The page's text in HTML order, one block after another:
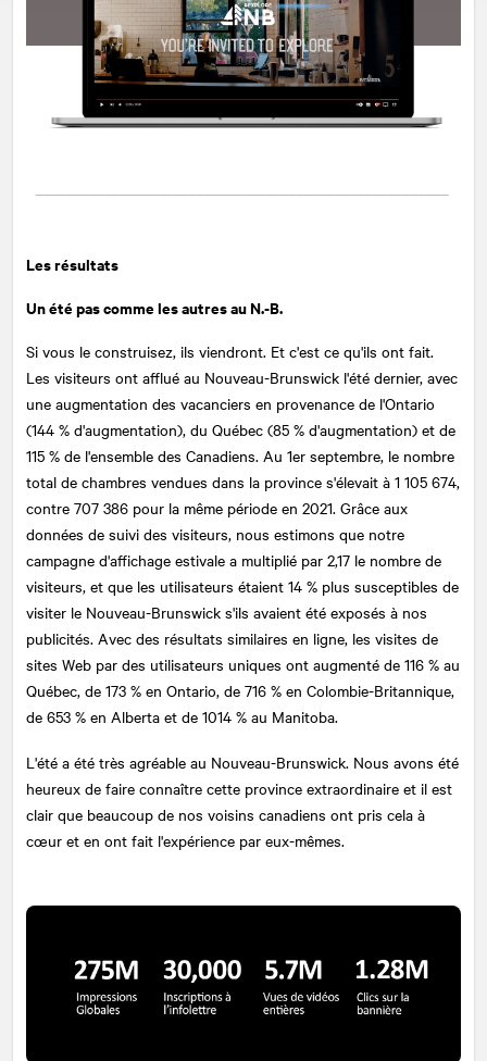
Les résultats
Un été pas comme les autres au N.-B.
Si vous le construisez, ils viendront. Et c'est ce qu'ils ont fait.
Les visiteurs ont afflué au Nouveau-Brunswick l'été dernier, avec
une augmentation des vacanciers en provenance de l'Ontario
(144 % d'augmentation), du Québec (85 % d'augmentation) et de
115 % de l'ensemble des Canadiens. Au 1er septembre, le nombre
total de chambres vendues dans la province s'élevait à 1 105 674,
contre 707 386 pour la même période en 2021. Grâce aux
données de suivi des visiteurs, nous estimons que notre
campagne d'affichage estivale a multiplié par 2,17 le nombre de
visiteurs, et que les utilisateurs étaient 14 % plus susceptibles de
visiter le Nouveau-Brunswick s'ils avaient été exposés à nos
publicités. Avec des résultats similaires en ligne, les visites de
sites Web par des utilisateurs uniques ont augmenté de 116 % au
Québec, de 173 % en Ontario, de 716 % en Colombie-Britannique,
de 653 % en Alberta et de 1014 % au Manitoba.
L'été a été très agréable au Nouveau-Brunswick. Nous avons été
heureux de faire connaître cette province extraordinaire et il est
clair que beaucoup de nos voisins canadiens ont pris cela à
cœur et en ont fait l'expérience par eux-mêmes.